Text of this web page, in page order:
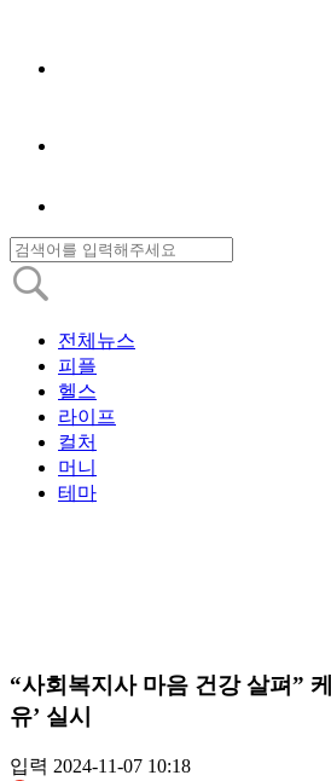
전체뉴스
피플
헬스
라이프
컬처
머니
테마
“사회복지사 마음 건강 살펴”
유’ 실시
입력 2024-11-07 10:18